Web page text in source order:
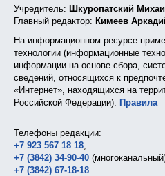
Учредитель: Шкуропатский
Главный редактор: Кимеев
На информационном ресурсе
технологии (информационные
информации на основе сбора,
сведений, относящихся к
«Интернет», находящихся на
Российской Федерации). Правила
Телефоны редакции:
+7 923 567 18 18,
+7 (3842) 34-90-40
+7 (3842) 67-18-18.